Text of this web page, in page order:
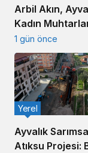
Arbil Akın,
Kadın
Muhtar Eşleriyle
Buluştu
1 gün önce
Ayvalık
Atıksu Projesi:
Yerel